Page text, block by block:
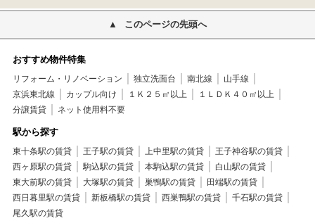
このページの先頭へ
おすすめ物件特集
リフォーム・リノベーション 独立洗面台 南北線
山手線
京浜東北線
カップル向け １Ｋ２５㎡以上
１ＬＤＫ４０㎡以上
分譲賃貸
ネット使用料不要
駅から探す
東十条駅の賃貸 王子駅の賃貸 上中里駅の賃貸
王子神谷駅の賃貸
西ヶ原駅の賃貸
駒込駅の賃貸 本駒込駅の賃貸
白山駅の賃貸
東大前駅の賃貸
大塚駅の賃貸 巣鴨駅の賃貸
田端駅の賃貸
西日暮里駅の賃貸
新板橋駅の賃貸 西巣鴨駅の賃貸
千石駅の賃貸
尾久駅の賃貸